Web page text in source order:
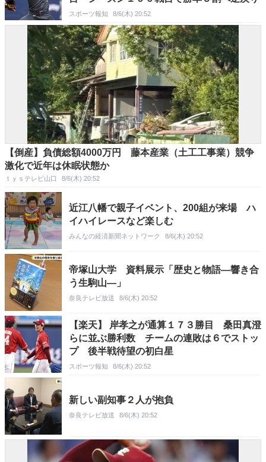
スポーツ報知 8/6(木) 20:52
【倒産】負債総額4000万円 藤本産業（土工工事業）競争
激化で近年は休眠状態か
ｔｙｓテレビ山口 8/6(木) 20:52
近江八幡で親子イベント、200組が来場 ハ
イハイレースなど楽しむ
みんなの経済新聞ネットワーク 8/6(木) 20:52
帝塚山大学 資料展示「歴史と物語―響き合
う生駒山―」
奈良テレビ放送 8/6(木) 20:52
【楽天】 岸孝之が通算１７３勝目 桑田真澄
らに並ぶ勝利数 チームの連敗は６でストッ
プ 後半戦待望の初白星
スポーツ報知 8/6(木) 20:52
新しい副知事２人が抱負
奈良テレビ放送 8/6(木) 20:52